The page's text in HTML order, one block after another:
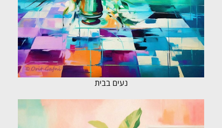
נעים בבית